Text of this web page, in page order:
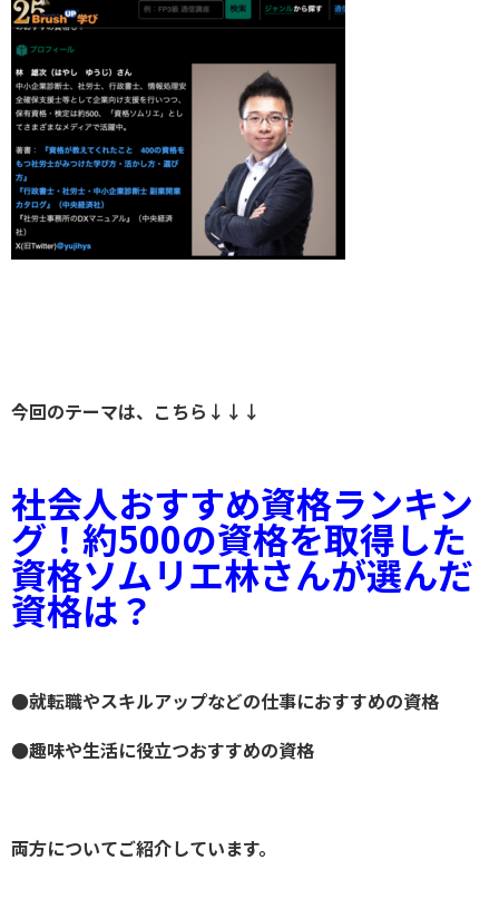
今回のテーマは、こちら↓↓↓
社会人おすすめ資格ランキン
グ！約500の資格を取得した
資格ソムリエ林さんが選んだ
資格は？
●就転職やスキルアップなどの仕事におすすめの資格
●趣味や生活に役立つおすすめの資格
両方についてご紹介しています。